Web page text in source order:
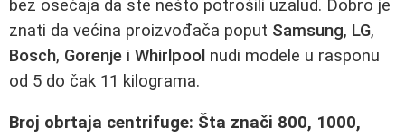
bez osećaja da ste nešto potrošili uzalud. Dobro je
znati da većina proizvođača poput Samsung, LG,
Bosch, Gorenje i Whirlpool nudi modele u rasponu
od 5 do čak 11 kilograma.
Broj obrtaja centrifuge: Šta znači 800, 1000,